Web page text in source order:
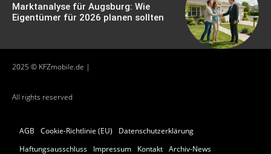
Marktanalyse für Augsburg: Wie
Eigentümer für 2026 planen sollten
2025 © KFZmobile.de |
All rights reserved
AGB Cookie-Richtlinie (EU)
Datenschutzerklärung
Haftungsausschluss
Impressum Kontakt Archiv-News